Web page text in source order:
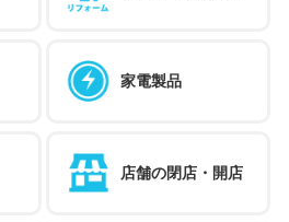
家電製品
店舗の閉店・開店